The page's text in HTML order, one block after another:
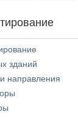
зданий
направления